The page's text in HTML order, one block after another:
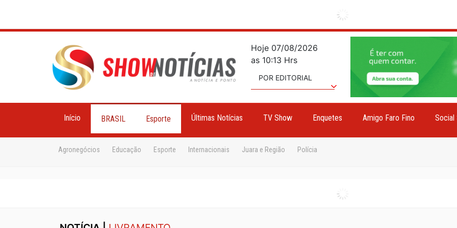
Hoje 07/08/2026
as 10:13 Hrs
POR EDITORIAL
Início BRASIL Esporte Últimas Notícias TV Show Enquetes Amigo Faro Fino Social
Agronegócios Educação Esporte Internacionais Juara e Região Polícia